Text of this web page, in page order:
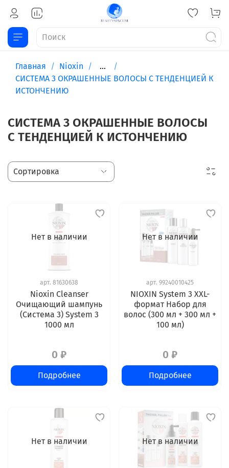
Главная Nioxin
...
СИСТЕМА 3 ОКРАШЕННЫЕ ВОЛОСЫ С ТЕНДЕНЦИЕЙ К
ИСТОНЧЕНИЮ
СИСТЕМА 3 ОКРАШЕННЫЕ ВОЛОСЫ
С ТЕНДЕНЦИЕЙ К ИСТОНЧЕНИЮ
Нет в наличии
арт. 81630638
Nioxin Cleanser
Очищающий шампунь
(Система 3) System 3
1000 мл
0 ₽
Подробнее
Нет в наличии
арт. 99240010425
NIOXIN System 3 XXL-
формат Набор для
волос (300 мл + 300 мл +
100 мл)
0 ₽
Подробнее
Нет в наличии Нет в наличии